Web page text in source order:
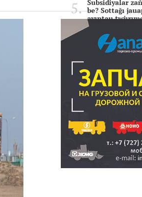
Subsidiyalar
be? Sottağı
ayıptau